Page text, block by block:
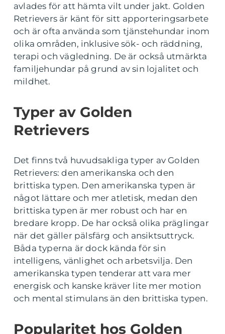
avlades för att hämta vilt under jakt. Golden
Retrievers är känt för sitt apporteringsarbete
och är ofta använda som tjänstehundar inom
olika områden, inklusive sök- och räddning,
terapi och vägledning. De är också utmärkta
familjehundar på grund av sin lojalitet och
mildhet.
Typer av Golden
Retrievers
Det finns två huvudsakliga typer av Golden
Retrievers: den amerikanska och den
brittiska typen. Den amerikanska typen är
något lättare och mer atletisk, medan den
brittiska typen är mer robust och har en
bredare kropp. De har också olika präglingar
när det gäller pälsfärg och ansiktsuttryck.
Båda typerna är dock kända för sin
intelligens, vänlighet och arbetsvilja. Den
amerikanska typen tenderar att vara mer
energisk och kanske kräver lite mer motion
och mental stimulans än den brittiska typen.
Popularitet hos Golden